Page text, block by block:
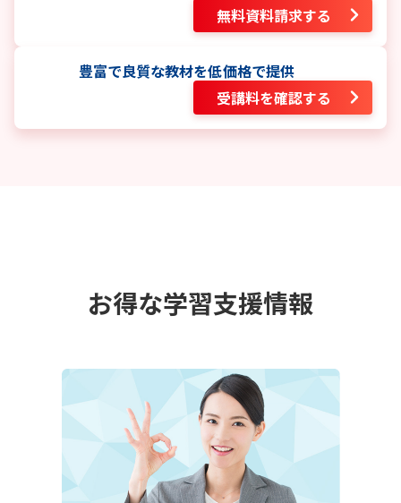
無料資料請求する
豊富で良質な教材を低価格で提供
受講料を確認する
お得な学習支援情報